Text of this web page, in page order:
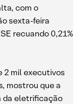
com o
sexta-feira
recuando 0,21%
2 mil executivos
mostrou que a
da eletrificação